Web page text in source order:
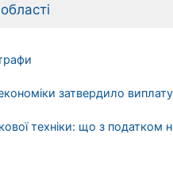
затвердило
техніки: що з податком